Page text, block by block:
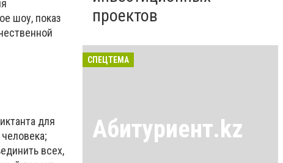
шоу, показ
для
всех,
проектов
СПЕЦТЕМА
Абитуриент.kz